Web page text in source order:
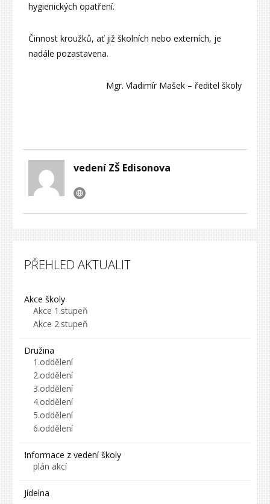
hygienických opatření.
Činnost kroužků, ať již školních nebo externích, je
nadále pozastavena.
Mgr. Vladimír Mašek – ředitel školy
vedení ZŠ Edisonova
PŘEHLED AKTUALIT
Akce školy
Akce 1.stupeň
Akce 2.stupeň
Družina
1.oddělení
2.oddělení
3.oddělení
4.oddělení
5.oddělení
6.oddělení
Informace z vedení školy
plán akcí
Jídelna